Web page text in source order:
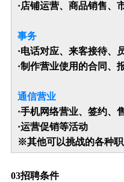
·店铺运营、商品销售、
事务
·电话对应、来客接待、
·制作营业使用的合同、
通信营业
·手机网络营业、签约、
·运营促销等活动
※其他可以挑战的各种职
03招聘条件